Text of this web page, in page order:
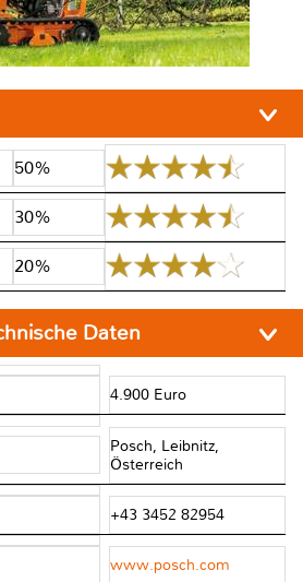
50%
30%
20%
Daten
4.900 Euro
Posch, Leibnitz,
Österreich
+43 3452 82954
www.posch.com